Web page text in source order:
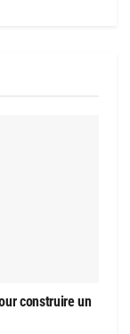
construire un